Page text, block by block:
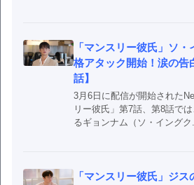
「マンスリー彼氏」ソ
格アタック開始！涙の告
話】
3月6日に配信が開始された
リー彼氏」第7話、第8話で
るギョンナム（ソ・イングク
「マンスリー彼氏」ジ